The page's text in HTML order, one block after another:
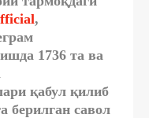
,
1736 та ва
қабул қилиб
берилган савол